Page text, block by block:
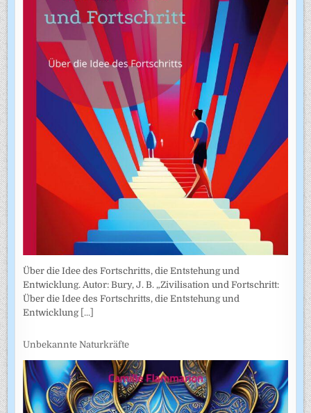
Über die Idee des Fortschritts, die Entstehung und
Entwicklung. Autor: Bury, J. B. „Zivilisation und Fortschritt:
Über die Idee des Fortschritts, die Entstehung und
Entwicklung [...]
Unbekannte Naturkräfte